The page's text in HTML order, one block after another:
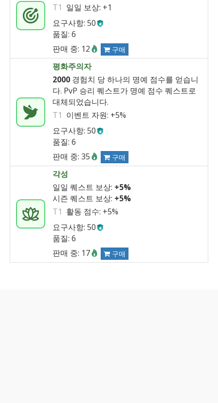
T1 일일 보상: +1
요구사항: 50
품질: 6
판매 중: 12
구매
평화주의자
2000 경험치 당 하나의 명예 점수를 얻습니
다. PvP 승리 퀘스트가 명예 점수 퀘스트로
대체되었습니다.
T1 이벤트 자원: +5%
요구사항: 50
품질: 6
판매 중: 35
구매
각성
일일 퀘스트 보상: +5%
시즌 퀘스트 보상: +5%
T1 활동 점수: +5%
요구사항: 50
품질: 6
판매 중: 17
구매